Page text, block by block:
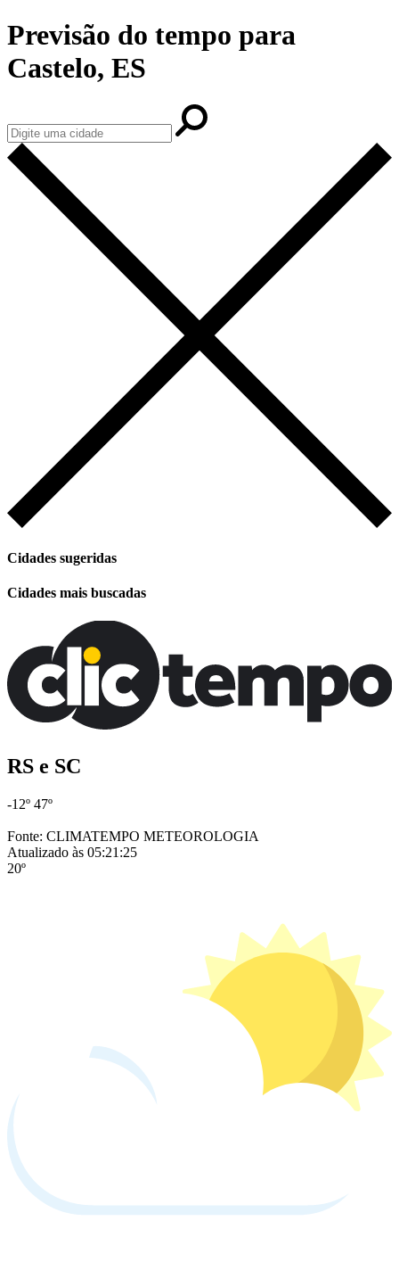
Previsão do tempo para
Castelo, ES
Cidades sugeridas
Cidades mais buscadas
RS e SC
-12º 47º
Fonte: CLIMATEMPO METEOROLOGIA
Atualizado às 05:21:25
20º